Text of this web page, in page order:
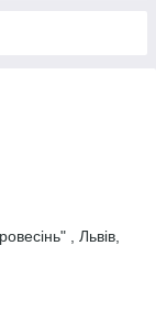
, Львів,